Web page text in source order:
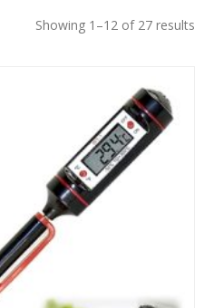
Showing 1–12 of 27 results